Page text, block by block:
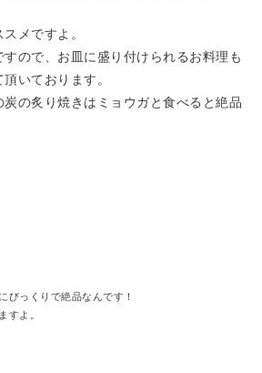
メですよ。
ので、お皿に盛り付けられるお料理も
いております。
の炙り焼きはミョウガと食べると絶品
びっくりで絶品なんです！
すよ。